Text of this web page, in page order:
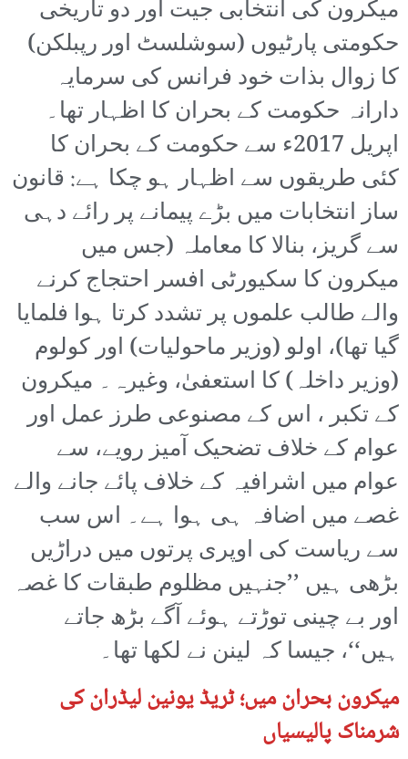
میکرون کی انتخابی جیت اور دو تاریخی
حکومتی پارٹیوں (سوشلسٹ اور رپبلکن)
کا زوال بذات خود فرانس کی سرمایہ
دارانہ حکومت کے بحران کا اظہار تھا۔
اپریل 2017ء سے حکومت کے بحران کا
کئی طریقوں سے اظہار ہو چکا ہے: قانون
ساز انتخابات میں بڑے پیمانے پر رائے دہی
سے گریز، بنالا کا معاملہ (جس میں
میکرون کا سکیورٹی افسر احتجاج کرنے
والے طالب علموں پر تشدد کرتا ہوا فلمایا
گیا تھا)، اولو (وزیر ماحولیات) اور کولوم
(وزیر داخلہ) کا استعفیٰ، وغیرہ۔ میکرون
کے تکبر ، اس کے مصنوعی طرز عمل اور
عوام کے خلاف تضحیک آمیز رویے، سے
عوام میں اشرافیہ کے خلاف پائے جانے والے
غصے میں اضافہ ہی ہوا ہے۔ اس سب
سے ریاست کی اوپری پرتوں میں دراڑیں
بڑھی ہیں ’’جنہیں مظلوم طبقات کا غصہ
اور بے چینی توڑتے ہوئے آگے بڑھ جاتے
ہیں‘‘، جیسا کہ لینن نے لکھا تھا۔
میکرون بحران میں؛ ٹریڈ یونین لیڈران کی
شرمناک پالیسیاں